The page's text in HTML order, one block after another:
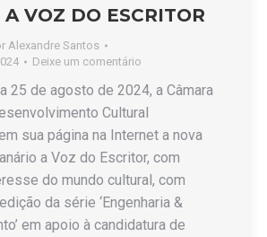
VOZ DO ESCRITOR
Alexandre Santos
Deixe um comentário
25 de agosto de 2024, a Câmara
Cultural
sua página na Internet a nova
a Voz do Escritor, com
do mundo cultural, com
da série ‘Engenharia &
em apoio à candidatura de